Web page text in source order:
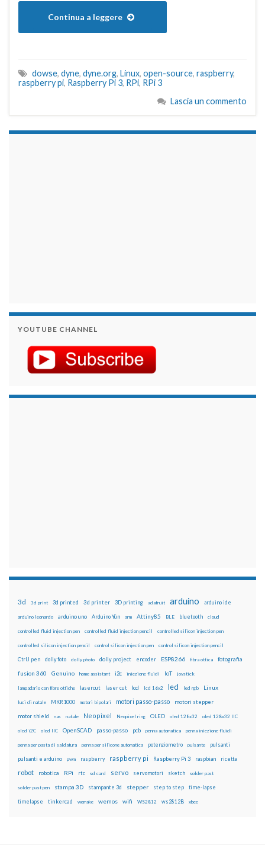
Continua a leggere
dowse, dyne, dyne.org, Linux, open-source, raspberry,
raspberry pi, Raspberry Pi 3, RPi, RPi 3
Lascia un commento
YOUTUBE CHANNEL
3d 3d print 3d printed 3d printer 3D printing adafruit arduino arduino ide
arduino leonardo arduino uno Arduino Yún arm Attiny85 BLE bluetooth cloud
controlled fluid injection pen controlled fluid injection pencil controlled silicon injection pen
controlled silicon injection pencil control silicon injection pen control silicon injection pencil
CtrlJ pen dolly foto dolly photo dolly project encoder ESP8266 fibra ottica fotografia
fusion 360 Genuino home assistant i2c iniezione fluidi IoT joystick
lampadario con fibre ottiche lasercut laser cut lcd lcd 16x2 led led rgb Linux
luci di natale MKR1000 motori bipolari motori passo-passo motori stepper
motor shield nas natale Neopixel Neopixel ring OLED oled 128x32 oled 128x32 IIC
oled i2C oled IIC OpenSCAD passo-passo pcb penna automatica penna iniezione fluidi
penna per pasta di saldatura penna per silicone automatica potenziometro pulsante pulsanti
pulsanti e arduino pwm raspberry raspberry pi Raspberry Pi 3 raspbian ricetta
robot robotica RPi rtc sd card servo servomotori sketch solder past
solder past pen stampa 3D stampante 3d stepper step to step time-lapse
timelapse tinkercad wemake wemos wifi WS2812 ws2812B xbee